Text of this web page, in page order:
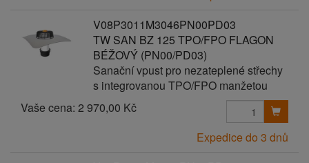
V08P3011M3046PN00PD03
TW SAN BZ 125 TPO/FPO FLAGON
BÉŽOVÝ (PN00/PD03)
Sanační vpust pro nezateplené střechy
s integrovanou TPO/FPO manžetou
Vaše cena: 2 970,00 Kč
Expedice do 3 dnů